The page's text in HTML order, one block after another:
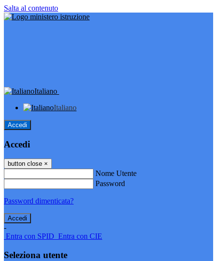
Salta al contenuto
Italiano
Italiano
Accedi
Accedi
button close ×
Nome Utente
Password
Password dimenticata?
-
Entra con SPID Entra con CIE
Seleziona utente